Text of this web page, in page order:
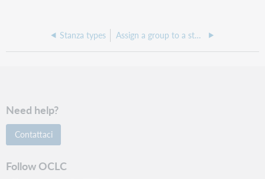
Stanza types Assign a group to a stanza
Need help?
Contattaci
Follow OCLC